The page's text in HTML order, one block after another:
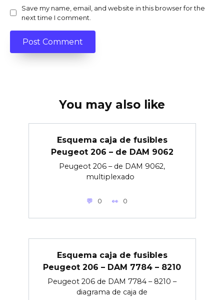
Save my name, email, and website in this browser for the
next time I comment.
You may also like
Esquema caja de fusibles
Peugeot 206 – de DAM 9062
Peugeot 206 – de DAM 9062,
multiplexado
0 0
Esquema caja de fusibles
Peugeot 206 – DAM 7784 – 8210
Peugeot 206 de DAM 7784 – 8210 –
diagrama de caja de